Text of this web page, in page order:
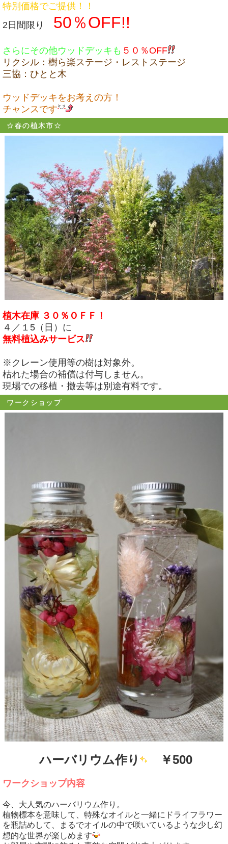
特別価格でご提供！！
2日間限り 50％OFF!!
さらにその他ウッドデッキも ５０％OFF
リクシル：樹ら楽ステージ・レストステージ
三協：ひとと木
ウッドデッキをお考えの方！
チャンスです
☆春の植木市☆
植木在庫 ３０％ＯＦＦ！
４／１5（日）に
無料植込みサービス
※クレーン使用等の樹は対象外。
枯れた場合の補償は付与しません。
現場での移植・撤去等は別途有料です。
ワークショップ
ハーバリウム作り ￥500
ワークショップ内容
今、大人気のハーバリウム作り。
植物標本を意味して、特殊なオイルと一緒にドライフラワー
を瓶詰めして、まるでオイルの中で咲いているような少し幻
想的な世界が楽しめます